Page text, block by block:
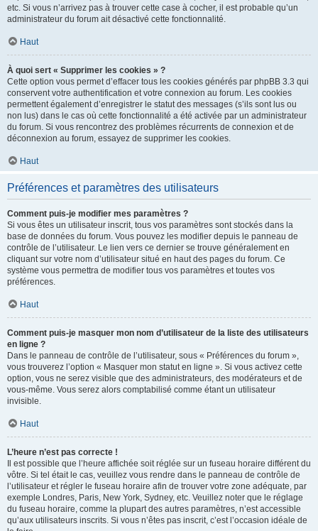
etc. Si vous n’arrivez pas à trouver cette case à cocher, il est probable qu’un
administrateur du forum ait désactivé cette fonctionnalité.
Haut
À quoi sert « Supprimer les cookies » ?
Cette option vous permet d’effacer tous les cookies générés par phpBB 3.3 qui
conservent votre authentification et votre connexion au forum. Les cookies
permettent également d’enregistrer le statut des messages (s’ils sont lus ou
non lus) dans le cas où cette fonctionnalité a été activée par un administrateur
du forum. Si vous rencontrez des problèmes récurrents de connexion et de
déconnexion au forum, essayez de supprimer les cookies.
Haut
Préférences et paramètres des utilisateurs
Comment puis-je modifier mes paramètres ?
Si vous êtes un utilisateur inscrit, tous vos paramètres sont stockés dans la
base de données du forum. Vous pouvez les modifier depuis le panneau de
contrôle de l’utilisateur. Le lien vers ce dernier se trouve généralement en
cliquant sur votre nom d’utilisateur situé en haut des pages du forum. Ce
système vous permettra de modifier tous vos paramètres et toutes vos
préférences.
Haut
Comment puis-je masquer mon nom d’utilisateur de la liste des utilisateurs
en ligne ?
Dans le panneau de contrôle de l’utilisateur, sous « Préférences du forum »,
vous trouverez l’option « Masquer mon statut en ligne ». Si vous activez cette
option, vous ne serez visible que des administrateurs, des modérateurs et de
vous-même. Vous serez alors comptabilisé comme étant un utilisateur
invisible.
Haut
L’heure n’est pas correcte !
Il est possible que l’heure affichée soit réglée sur un fuseau horaire différent du
vôtre. Si tel était le cas, veuillez vous rendre dans le panneau de contrôle de
l’utilisateur et régler le fuseau horaire afin de trouver votre zone adéquate, par
exemple Londres, Paris, New York, Sydney, etc. Veuillez noter que le réglage
du fuseau horaire, comme la plupart des autres paramètres, n’est accessible
qu’aux utilisateurs inscrits. Si vous n’êtes pas inscrit, c’est l’occasion idéale de